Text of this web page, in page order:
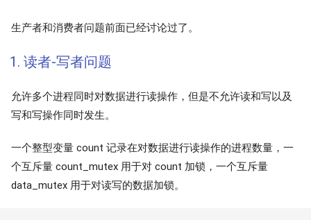
生产者和消费者问题前面已经讨论过了。
1. 读者-写者问题
允许多个进程同时对数据进行读操作，但是不允许读和写以及
写和写操作同时发生。
一个整型变量 count 记录在对数据进行读操作的进程数量，一
个互斥量 count_mutex 用于对 count 加锁，一个互斥量
data_mutex 用于对读写的数据加锁。